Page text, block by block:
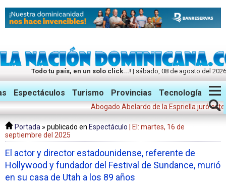
Todo tu país, en un solo click...! | sábado, 08 de agosto del 2026
Twitter Facebook Instagram
Espectáculos Turismo Provincias Tecnología
Abogado Abelardo de la Espriella juró este
Portada » publicado en Espectáculo
| El: martes, 16 de
septiembre del 2025
El actor y director estadounidense, referente de
Hollywood y fundador del Festival de Sundance, murió
en su casa de Utah a los 89 años